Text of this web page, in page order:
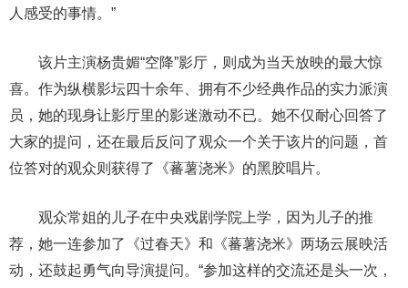
人感受的事情。”
该片主演杨贵媚“空降”影厅，则成为当天放映的最大惊
喜。作为纵横影坛四十余年、拥有不少经典作品的实力派演
员，她的现身让影厅里的影迷激动不已。她不仅耐心回答了
大家的提问，还在最后反问了观众一个关于该片的问题，首
位答对的观众则获得了《蕃薯浇米》的黑胶唱片。
观众常姐的儿子在中央戏剧学院上学，因为儿子的推
荐，她一连参加了《过春天》和《蕃薯浇米》两场云展映活
动，还鼓起勇气向导演提问。“参加这样的交流还是头一次，